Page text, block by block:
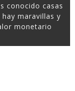
conocido casas
maravillas y
monetario